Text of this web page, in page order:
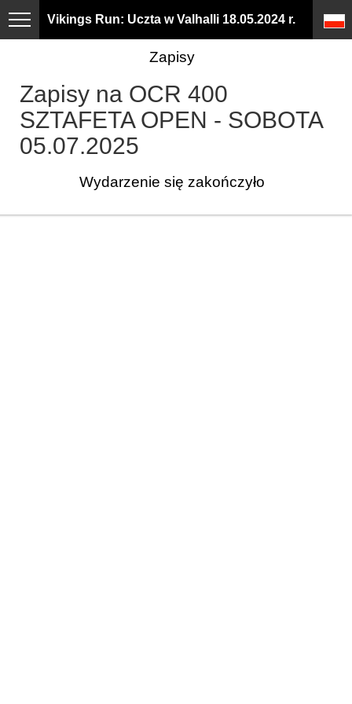
Vikings Run: Uczta w Valhalli 18.05.2024 r.
Zapisy
Zapisy na OCR 400
SZTAFETA OPEN - SOBOTA
05.07.2025
Wydarzenie się zakończyło